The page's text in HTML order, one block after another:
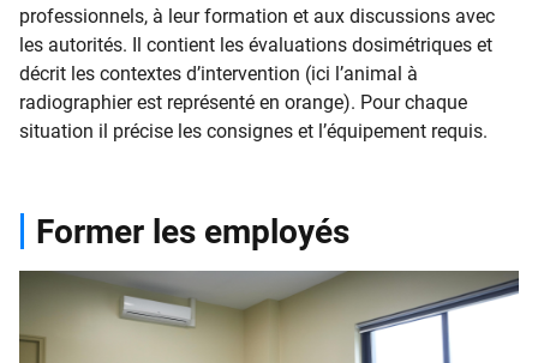
professionnels, à leur formation et aux discussions avec
les autorités. Il contient les évaluations dosimétriques et
décrit les contextes d’intervention (ici l’animal à
radiographier est représenté en orange). Pour chaque
situation il précise les consignes et l’équipement requis.
Former les employés